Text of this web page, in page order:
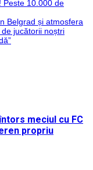
Peste 10.000 de
Belgrad și atmosfera
jucătorii noștri
meciul cu FC
propriu